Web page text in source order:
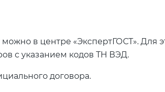
в центре «ЭкспертГОСТ». Для
с указанием кодов ТН ВЭД.
договора.